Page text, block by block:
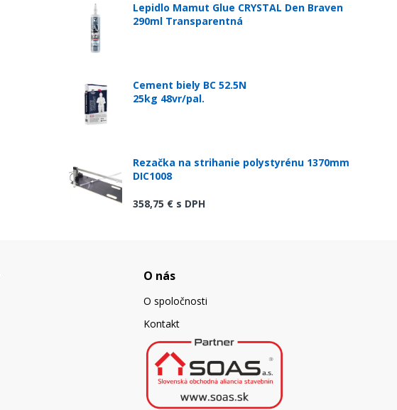
Lepidlo Mamut Glue CRYSTAL Den Braven
290ml Transparentná
Cement biely BC 52.5N
25kg 48vr/pal.
Rezačka na strihanie polystyrénu 1370mm
DIC1008
358,75 € s DPH
O nás
O spoločnosti
Kontakt